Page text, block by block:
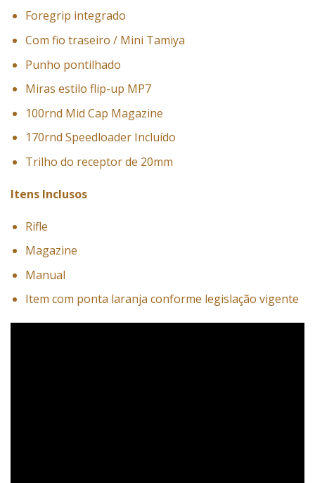
Foregrip integrado
Com fio traseiro / Mini Tamiya
Punho pontilhado
Miras estilo flip-up MP7
100rnd Mid Cap Magazine
170rnd Speedloader Incluído
Trilho do receptor de 20mm
Itens Inclusos
Rifle
Magazine
Manual
Item com ponta laranja conforme legislação vigente